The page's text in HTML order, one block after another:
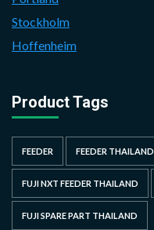
Stockholm
Hoffenheim
Product Tags
FEEDER FEEDER THAILAND
FUJI NXT FEEDER THAILAND
FUJI SPARE PART THAILAND